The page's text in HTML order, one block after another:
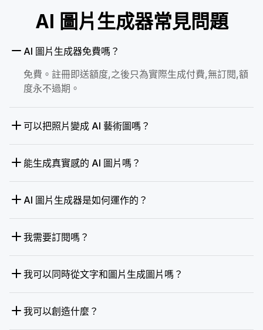
AI 圖片生成器常見問題
AI 圖片生成器免費嗎？
免費。註冊即送額度,之後只為實際生成付費,無訂閱,額
度永不過期。
可以把照片變成 AI 藝術圖嗎？
能生成真實感的 AI 圖片嗎？
AI 圖片生成器是如何運作的？
我需要訂閱嗎？
我可以同時從文字和圖片生成圖片嗎？
我可以創造什麼？